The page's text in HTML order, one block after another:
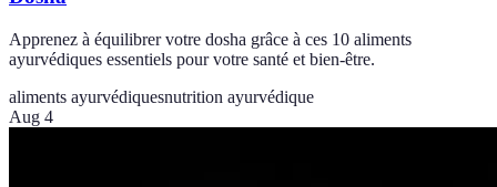
Apprenez à équilibrer votre dosha grâce à ces 10 aliments
ayurvédiques essentiels pour votre santé et bien-être.
aliments ayurvédiquesnutrition ayurvédique
Aug 4